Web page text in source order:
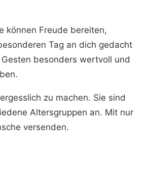
können Freude bereiten,
Tag an dich gedacht
besonders wertvoll und
zu machen. Sie sind
Altersgruppen an. Mit nur
versenden.